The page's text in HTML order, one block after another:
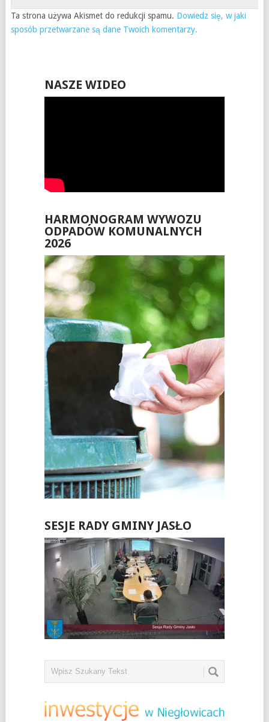
Ta strona używa Akismet do redukcji spamu. Dowiedz się, w jaki
sposób przetwarzane są dane Twoich komentarzy.
NASZE WIDEO
HARMONOGRAM WYWOZU
ODPADÓW KOMUNALNYCH
2026
SESJE RADY GMINY JASŁO